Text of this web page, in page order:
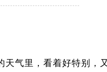
气里，看着好特别，